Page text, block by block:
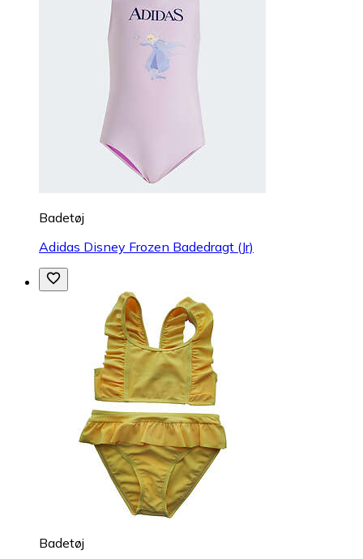
Badetøj
Adidas Disney Frozen Badedragt (Jr)
Badetøj